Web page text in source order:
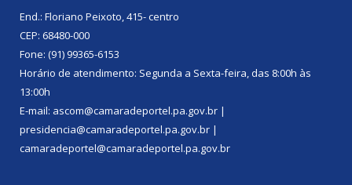
End.: Floriano Peixoto, 415- centro
CEP: 68480-000
Fone: (91) 99365-6153
Horário de atendimento: Segunda a Sexta-feira, das 8:00h às
13:00h
E-mail: ascom@camaradeportel.pa.gov.br |
presidencia@camaradeportel.pa.gov.br |
camaradeportel@camaradeportel.pa.gov.br